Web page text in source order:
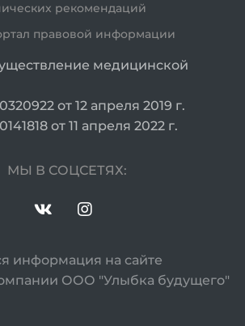
рекомендаций
правовой информации
медицинской
от 12 апреля 2019 г.
от 11 апреля 2022 г.
МЫ В СОЦСЕТЯХ:
информация на сайте
ООО "Улыбка будущего"